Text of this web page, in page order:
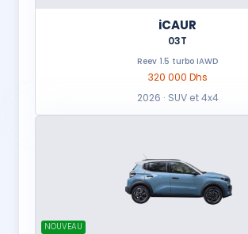
iCAUR
03T
Reev 1.5 turbo IAWD
320 000 Dhs
2026 · SUV et 4x4
NOUVEAU